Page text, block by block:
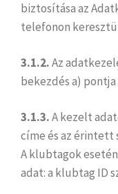
biztosítása az
telefonon
3.1.2.Az
bekezdés a)
3.1.3.A kezelt
címe és az érintett
A klubtagok
adat: a klubtag ID